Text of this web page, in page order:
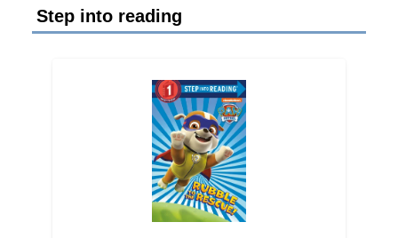
Step into reading